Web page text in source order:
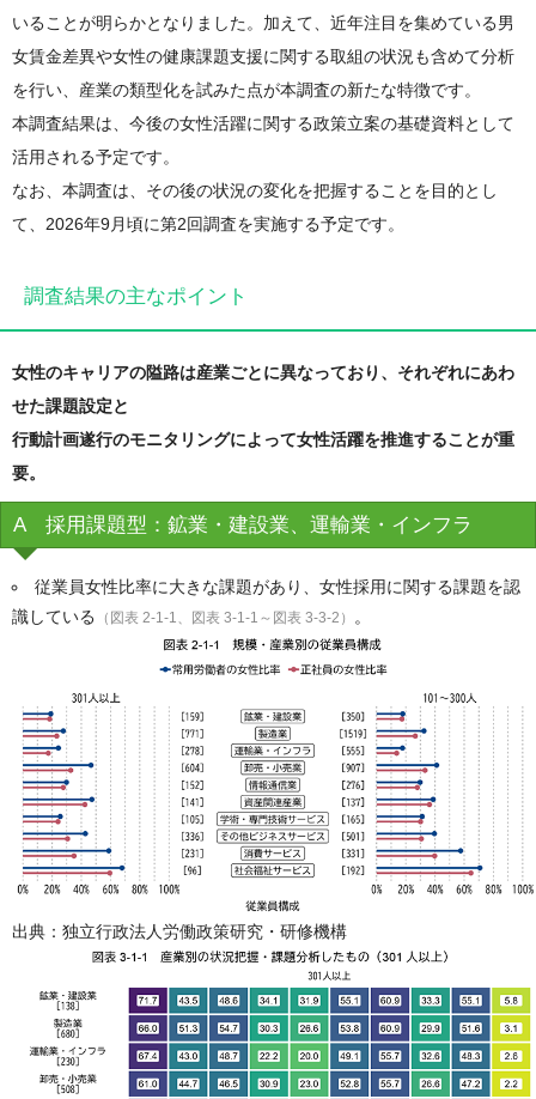
いることが明らかとなりました。加えて、近年注目を集めている男
女賃金差異や女性の健康課題支援に関する取組の状況も含めて分析
を行い、産業の類型化を試みた点が本調査の新たな特徴です。
本調査結果は、今後の女性活躍に関する政策立案の基礎資料として
活用される予定です。
なお、本調査は、その後の状況の変化を把握することを目的とし
て、2026年9月頃に第2回調査を実施する予定です。
調査結果の主なポイント
女性のキャリアの隘路は産業ごとに異なっており、それぞれにあわ
せた課題設定と
行動計画遂行のモニタリングによって女性活躍を推進することが重
要。
A 採用課題型：鉱業・建設業、運輸業・インフラ
従業員女性比率に大きな課題があり、女性採用に関する課題を認
識している
（図表 2-1-1、図表 3-1-1～図表 3-3-2） 。
出典：独立行政法人労働政策研究・研修機構